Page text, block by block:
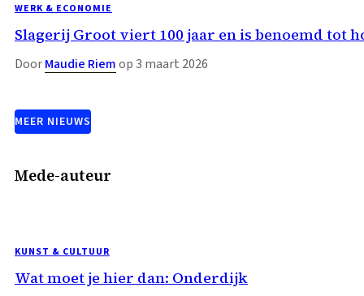
WERK & ECONOMIE
Slagerij Groot viert 100 jaar en is benoemd tot
DoorMaudie Riemop 3 maart 2026
MEER NIEUWS
Mede-auteur
KUNST & CULTUUR
Wat moet je hier dan: Onderdijk